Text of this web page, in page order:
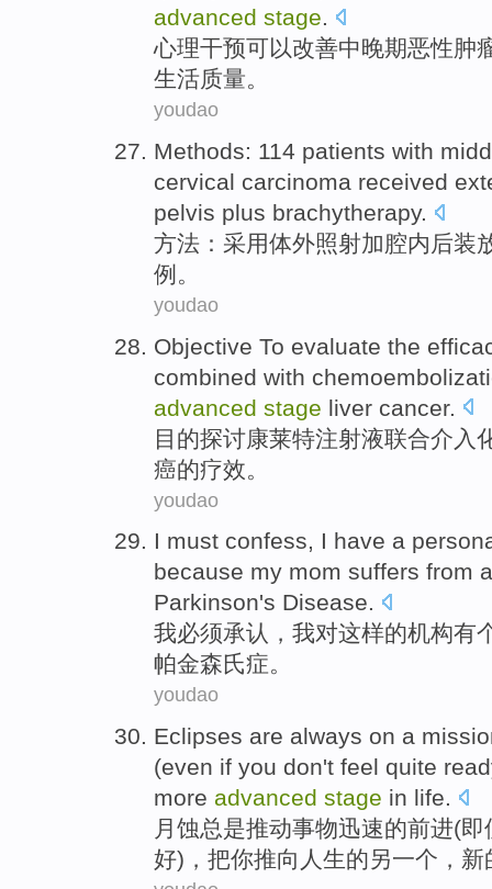
advanced stage.
心理干预可以改善中晚期恶性肿
生活质量。
youdao
Methods: 114 patients with
cervical carcinoma received
pelvis plus brachytherapy.
方法 ：采用体外照射加腔内后装
例。
youdao
Objective To evaluate the
combined with
advanced stage liver cancer.
目的探讨康莱特注射液联合介入
癌的疗效 。
youdao
I must confess, I have a
because my mom suffers from
Parkinson's Disease.
我必须承认 ，我对这样的机构有
帕金森氏症。
youdao
Eclipses are always on a
(even if you don't feel quite
more advanced stage in life.
月蚀总是推动事物迅速的前进(即
好)，把你推向 人生的另一个 ， 新